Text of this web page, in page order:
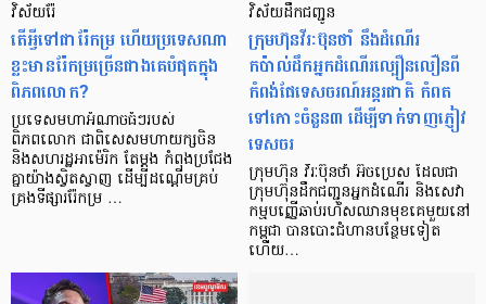
វិស័យរ៉ែ
តើអ្វីទៅជារ៉ែកម្រ ហើយប្រទេសណា
ខ្លះមានរ៉ែកម្រច្រើនជាងគេបំផុតក្នុង
ពិភពលោក?
ប្រទេសមហាអំណាចធំៗរបស់
ពិភពលោក ជាពិសេសមហាយក្សចិន
និងសហរដ្ឋអាម៉េរិក តែម្តង កំពុងប្រជែង
គ្នាយ៉ាងស្វិតស្វាញ ដើម្បីដណ្ដើមគ្រប់
គ្រងទីផ្សាររ៉ែកម្រ …
វិស័យដឹកជញ្ជូន
ក្រុមហ៊ុនវីរៈប៊ុនថាំ នឹងដំណើរ
កប៉ាល់ដឹកអ្នកដំណើរល្បឿនលឿនពី
កំពង់ផែទេសចរណ៍អន្តរជាតិ កំពត
ទៅកោះចំនួន៣ ដើម្បីទាក់ទាញភ្ញៀវ
ទេសចរ
ក្រុមហ៊ុន វីរៈប៊ុនថាំ អ៊ិចប្រេស ដែលជា
ក្រុមហ៊ុនដឹកជញ្ជូនអ្នកដំណើរ និងសេវា
កម្មបញ្ញើឆាប់រហ័សឈានមុខគេមួយនៅ
កម្ពុជា បានបោះជំហានបន្ថែមទៀត
ហើយ…